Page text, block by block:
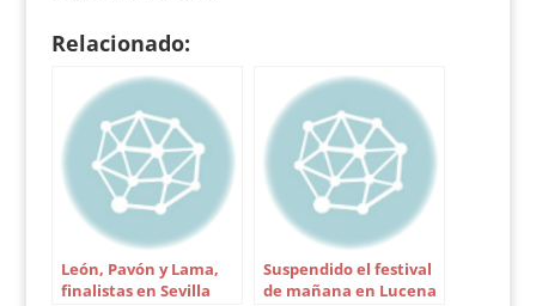
Sebastián Castella,
que se fracturó la
clavícula en la corrida
de ayer en Medellín.
El cartel de la quinta
corrida de la
temporada en Bogotá
queda del siguiente…
Relacionado:
León, Pavón y Lama,
finalistas en Sevilla
Suspendido el festival
de mañana en Lucena